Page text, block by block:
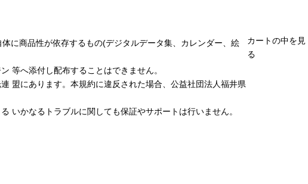
に商品性が依存するもの(デジタルデータ集、カレンダー、絵
等へ添付し配布することはできません。
盟にあります。本規約に違反された場合、公益社団法人福井県
いかなるトラブルに関しても保証やサポートは行いません。
カートの中を見
る